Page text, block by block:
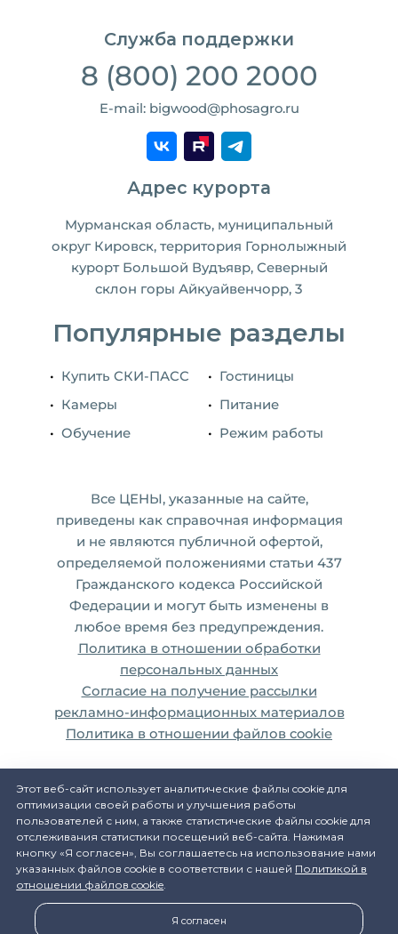
Служба поддержки
8 (800) 200 2000
E-mail: bigwood@phosagro.ru
Адрес курорта
Мурманская область, муниципальный
округ Кировск, территория Горнолыжный
курорт Большой Вудъявр, Северный
склон горы Айкуайвенчорр, 3
Популярные разделы
Купить CКИ-ПАСС
Камеры
Обучение
Гостиницы
Питание
Режим работы
Все ЦЕНЫ, указанные на сайте,
приведены как справочная информация
и не являются публичной офертой,
определяемой положениями статьи 437
Гражданского кодекса Российской
Федерации и могут быть изменены в
любое время без предупреждения.
Политика в отношении обработки
персональных данных
Согласие на получение рассылки
рекламно-информационных материалов
Политика в отношении файлов cookie
Этот веб-сайт использует аналитические файлы cookie для
оптимизации своей работы и улучшения работы
пользователей с ним, а также статистические файлы cookie для
отслеживания статистики посещений веб-сайта. Нажимая
кнопку «Я согласен», Вы соглашаетесь на использование нами
указанных файлов cookie в соответствии с нашей Политикой в
отношении файлов cookie
Я согласен